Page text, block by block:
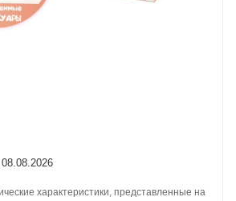
08.08.2026
характеристики, представленные на